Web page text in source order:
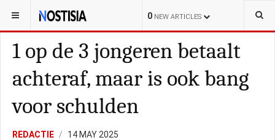
0 NEW ARTICLES
YOU ARE HERE: NEDERLAND ALGEMEEN
1 op de 3 jongeren betaalt
achteraf, maar is ook bang
voor schulden
REDACTIE 14 MAY 2025